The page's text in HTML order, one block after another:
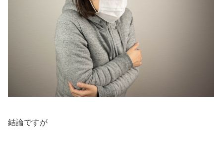
結論ですが